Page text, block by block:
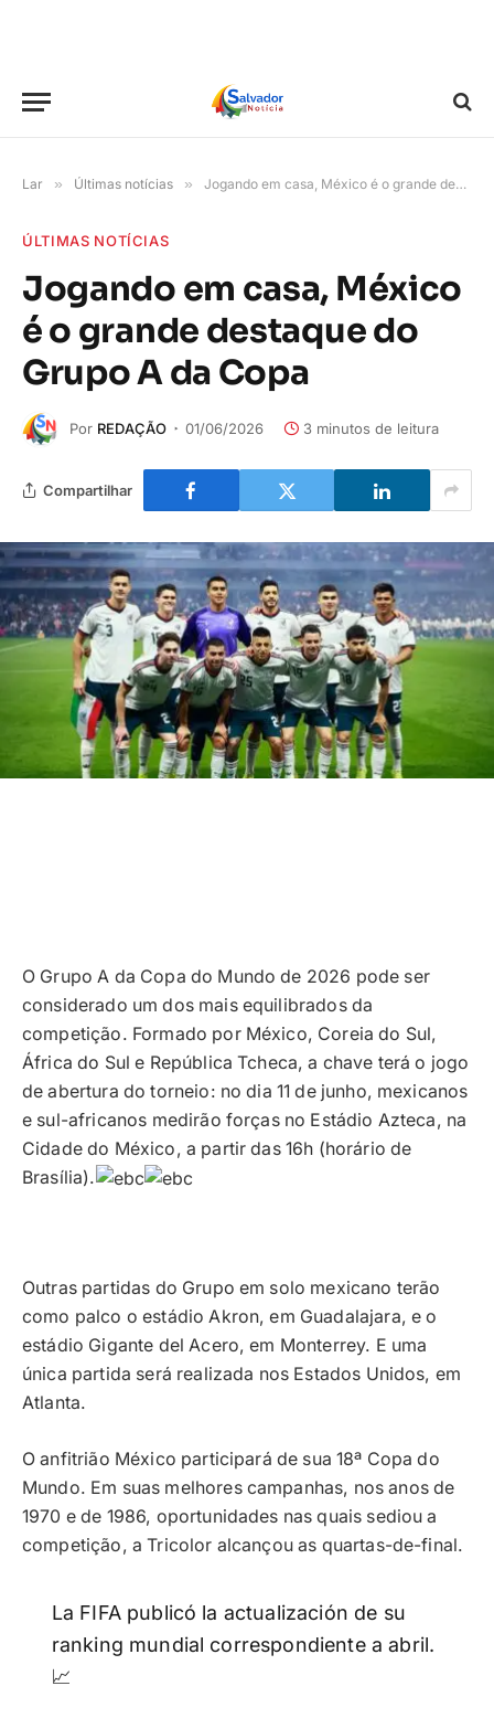
Lar » Últimas notícias » Jogando em casa, México é o grande destaque do Grupo A da Copa
ÚLTIMAS NOTÍCIAS
Jogando em casa, México
é o grande destaque do
Grupo A da Copa
Por REDAÇÃO 01/06/2026 3 minutos de leitura
Compartilhar
O Grupo A da Copa do Mundo de 2026 pode ser
considerado um dos mais equilibrados da
competição. Formado por México, Coreia do Sul,
África do Sul e República Tcheca, a chave terá o jogo
de abertura do torneio: no dia 11 de junho, mexicanos
e sul-africanos medirão forças no Estádio Azteca, na
Cidade do México, a partir das 16h (horário de
Brasília).
Outras partidas do Grupo em solo mexicano terão
como palco o estádio Akron, em Guadalajara, e o
estádio Gigante del Acero, em Monterrey. E uma
única partida será realizada nos Estados Unidos, em
Atlanta.
O anfitrião México participará de sua 18ª Copa do
Mundo. Em suas melhores campanhas, nos anos de
1970 e de 1986, oportunidades nas quais sediou a
competição, a Tricolor alcançou as quartas-de-final.
La FIFA publicó la actualización de su
ranking mundial correspondiente a abril.
📈